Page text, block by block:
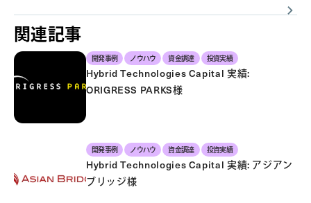
関連記事
開発事例 ノウハウ 資金調達 投資実績
Hybrid Technologies Capital 実績:
ORIGRESS PARKS様
開発事例 ノウハウ 資金調達 投資実績
Hybrid Technologies Capital 実績: アジアン
ブリッジ様